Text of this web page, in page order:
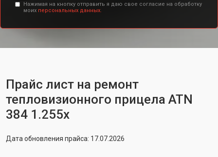
Нажимая на кнопку отправить я даю свое согласие на обработку
моих персональных данных.
Прайс лист на ремонт
тепловизионного прицела ATN
384 1.255x
Дата обновления прайса: 17.07.2026